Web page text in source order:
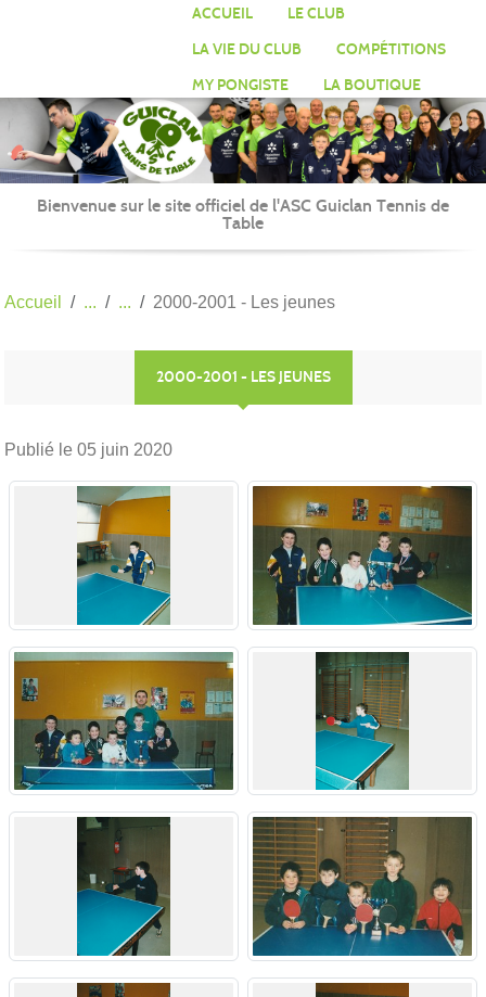
ACCUEIL
LE CLUB
LA VIE DU CLUB
COMPÉTITIONS
MY PONGISTE
LA BOUTIQUE
Bienvenue sur le site officiel de l'ASC Guiclan Tennis de
Table
Accueil 2000-2001 - Les jeunes
2000-2001 - LES JEUNES
Publié le 05 juin 2020
Panneau de gestion des cookies